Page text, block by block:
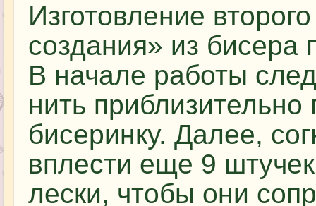
Изготовление
создания» из бисера
В начале работы
нить
бисеринку. Далее,
вплести еще 9
лески, чтобы они